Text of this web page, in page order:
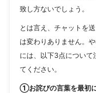
致し方ないでしょう。
とは言え、チャットを
は変わりありません。
には、以下3点について
てください。
①お詫びの言葉を最初